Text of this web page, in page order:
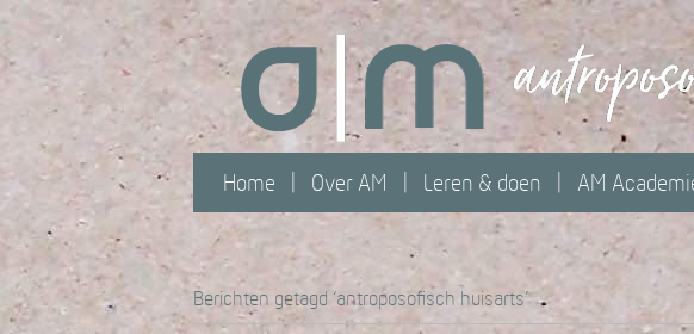
Home Over AM Leren & doen AM
Berichten getagd ‘antroposofisch huisarts’